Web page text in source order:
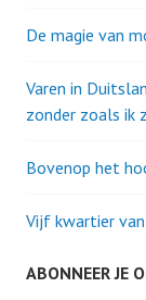
De magie van
Varen in
zonder zoals ik
Bovenop het
Vijf kwartier van
ABONNEER JE